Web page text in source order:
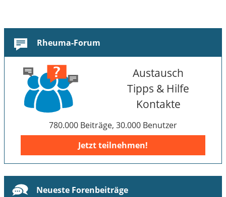
Rheuma-Forum
Austausch
Tipps & Hilfe
Kontakte
780.000 Beiträge, 30.000 Benutzer
Jetzt teilnehmen!
Neueste Forenbeiträge